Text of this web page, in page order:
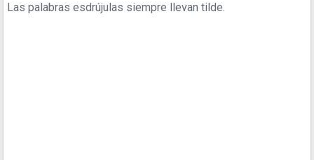
Las palabras esdrújulas siempre llevan tilde.